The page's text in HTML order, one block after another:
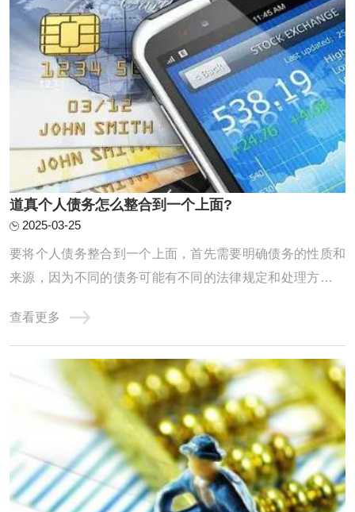
‌道真个人债务怎么整合到一个上面?
2025-03-25
要将个人债务整合到一个上面，首先需要明确债务的性质和
来源，因为不同的债务可能有不同的法律规定和处理方式。
类单独个人债务：这是指仅由一个人承担的债务，不涉及其
他共同债务人。共同债务：在某些情况下，个人债务可能转
化为共同债务。例如，根据《中华人民共和国 ...
查看更多